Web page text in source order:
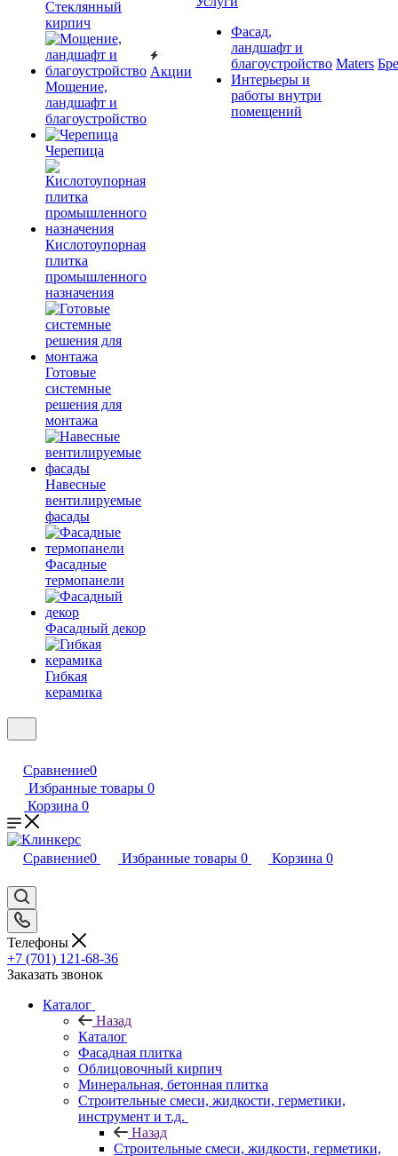
Cтеклянный
кирпич
Мощение,
ландшафт и
благоустройство
Черепица
Кислотоупорная
плитка
промышленного
назначения
Готовые
системные
решения для
монтажа
Навесные
вентилируемые
фасады
Фасадные
термопанели
Фасадный декор
Гибкая
керамика
Акции
Фасад,
ландшафт и
благоустройство
Интерьеры и
работы внутри
помещений
Maters
Сравнение0
Избранные товары 0
Корзина 0
Сравнение0 Избранные товары 0 Корзина 0
Телефоны
+7 (701) 121-68-36
Заказать звонок
Каталог
Назад
Каталог
Фасадная плитка
Облицовочный кирпич
Минеральная, бетонная плитка
Строительные смеси, жидкости, герметики,
инструмент и т.д.
Назад
Строительные смеси, жидкости, герметики,